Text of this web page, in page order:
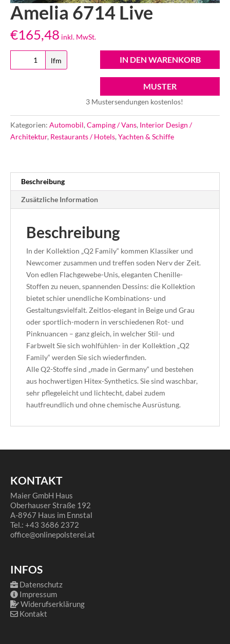
Amelia 6714 Live
€165,48 inkl. MwSt.
6714
lfm IN DEN WARENKORB
MUSTER
3 Mustersendungen kostenlos!
Kategorien: Automobil, Camping / Vans, Interior Design /
Architektur, Restaurants / Hotels, Yachten & Schiffe
Beschreibung
Zusätzliche Information
Beschreibung
In der Kollektion „Q2 Family“ kommen Klassiker und
Newcomer zusammen und treffen soden Nerv der Zeit.
Von edlen Flachgewebe-Unis, eleganten Chenille-
Stoffen zu neuen, spannenden Dessins: die Kollektion
bietet schier unendliche Kombinations- und
Gestaltungsvielfalt. Zeitlos-elegant in Beige und Grau
oder sportlich-modern in verschiedenen Rot- und
Pinknuancen – ganz gleich, in welcher Stil- und
Farbwelt Sie sich wohlfühlen- in der Kollektion „Q2
Family“ werden Sie sich wiederfinden.
Alle Q2-Stoffe sind „made in Germany“ und bestehen
aus hochwertigen Hitex-Synthetics. Sie sind waschbar,
sehr pflegeleicht und lichtecht, dabei zudem
hautfreundlich und ohne chemische Ausrüstung.
KONTAKT
Maier GmbH Haus
Oberhauser Straße 192
A-8967 Haus im Ennstal
Tel.: +43 3686 2372
office@onlinepolsterei.at
INFOS
Datenschutz
Impressum
Widerufserklärung
Kontakt